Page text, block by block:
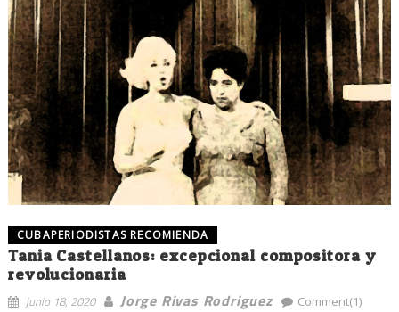
CUBAPERIODISTAS RECOMIENDA
Tania Castellanos: excepcional compositora y
revolucionaria
junio 18, 2020 Jorge Rivas Rodriguez Comment(1)